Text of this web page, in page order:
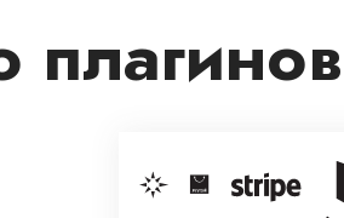
плагинов